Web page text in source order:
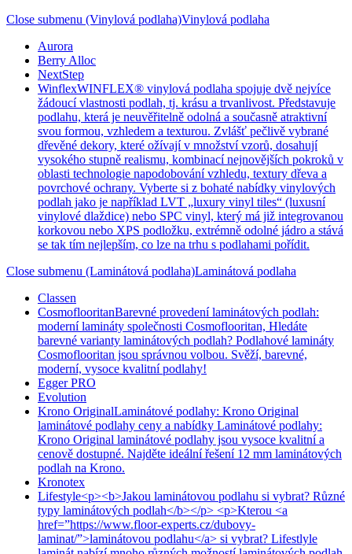
Close submenu (Vinylová podlaha)Vinylová podlaha
Aurora
Berry Alloc
NextStep
WinflexWINFLEX® vinylová podlaha spojuje dvě nejvíce
žádoucí vlastnosti podlah, tj. krásu a trvanlivost. Představuje
podlahu, která je neuvěřitelně odolná a současně atraktivní
svou formou, vzhledem a texturou. Zvlášť pečlivě vybrané
dřevěné dekory, které ožívají v množství vzorů, dosahují
vysokého stupně realismu, kombinací nejnovějších pokroků v
oblasti technologie napodobování vzhledu, textury dřeva a
povrchové ochrany. Vyberte si z bohaté nabídky vinylových
podlah jako je například LVT „luxury vinyl tiles“ (luxusní
vinylové dlaždice) nebo SPC vinyl, který má již integrovanou
korkovou nebo XPS podložku, extrémně odolné jádro a stává
se tak tím nejlepším, co lze na trhu s podlahami pořídit.
Close submenu (Laminátová podlaha)Laminátová podlaha
Classen
CosmoflooritanBarevné provedení laminátových podlah:
moderní lamináty společnosti Cosmoflooritan, Hledáte
barevné varianty laminátových podlah? Podlahové lamináty
Cosmoflooritan jsou správnou volbou. Svěží, barevné,
moderní, vysoce kvalitní podlahy!
Egger PRO
Evolution
Krono OriginalLaminátové podlahy: Krono Original
laminátové podlahy ceny a nabídky Laminátové podlahy:
Krono Original laminátové podlahy jsou vysoce kvalitní a
cenově dostupné. Najděte ideální řešení 12 mm laminátových
podlah na Krono.
Kronotex
Lifestyle<p><b>Jakou laminátovou podlahu si vybrat? Různé
typy laminátových podlah</b></p> <p>Kterou <a
href=”https://www.floor-experts.cz/dubovy-
laminat/”>laminátovou podlahu</a> si vybrat? Lifestlyle